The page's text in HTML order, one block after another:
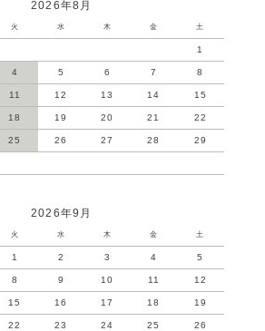
2026年8月
火 水 木 金 土
1
4 5 6 7 8
11 12 13 14 15
18 19 20 21 22
25 26 27 28 29
2026年9月
火 水 木 金 土
1 2 3 4 5
8 9 10 11 12
15 16 17 18 19
22 23 24 25 26